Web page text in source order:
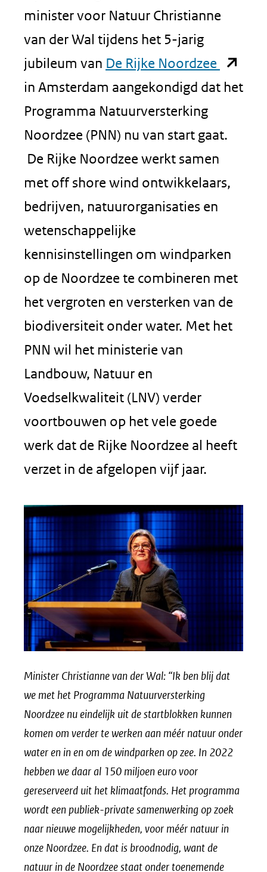
minister voor Natuur Christianne
van der Wal tijdens het 5-jarig
jubileum van De Rijke Noordzee
(opent
in
naar
in Amsterdam aangekondigd dat het
Programma Natuurversterking
Noordzee (PNN) nu van start gaat.
De Rijke Noordzee werkt samen
met off shore wind ontwikkelaars,
bedrijven, natuurorganisaties en
wetenschappelijke
kennisinstellingen om windparken
op de Noordzee te combineren met
het vergroten en versterken van de
biodiversiteit onder water. Met het
PNN wil het ministerie van
Landbouw, Natuur en
Voedselkwaliteit (LNV) verder
voortbouwen op het vele goede
werk dat de Rijke Noordzee al heeft
verzet in de afgelopen vijf jaar.
Minister Christianne van der Wal: “Ik ben blij dat
we met het Programma Natuurversterking
Noordzee nu eindelijk uit de startblokken kunnen
komen om verder te werken aan méér natuur onder
water en in en om de windparken op zee. In 2022
hebben we daar al 150 miljoen euro voor
gereserveerd uit het klimaatfonds. Het programma
wordt een publiek-private samenwerking op zoek
naar nieuwe mogelijkheden, voor méér natuur in
onze Noordzee. En dat is broodnodig, want de
natuur in de Noordzee staat onder toenemende